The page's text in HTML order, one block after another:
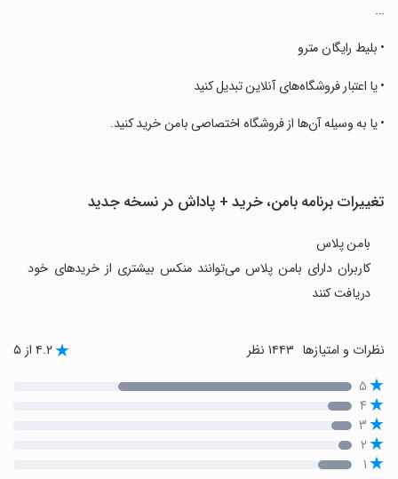
...
‏• بلیط رایگان مترو
‏• یا اعتبار فروشگاه‌های آنلاین تبدیل کنید
‏• یا به وسیله آن‌ها از فروشگاه اختصاصی بامن خرید کنید.
تغییرات برنامه بامن، خرید + پاداش در نسخه جدید
بامن پلاس
کاربران دارای بامن پلاس می‌توانند منکس بیشتری از خریدهای خود
دریافت کنند
نظرات و امتیازها ۴.۲ از ۵
۵
۴
۳
۲
۱